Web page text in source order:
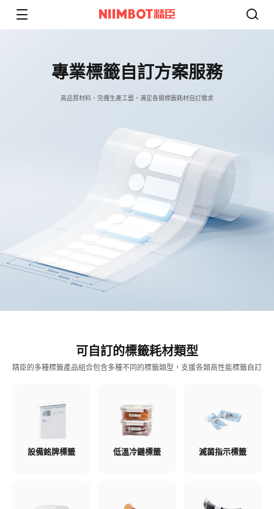
專業標籤自訂方案服務​
高品質材料，完備生產工藝，满足各類標籤耗材自訂需求​
可自訂的標籤耗材類型​
精臣的多種標籤產品組合包含多種不同的標籤類型，支援各類高性能標籤自訂​
設備銘牌標籤​ 低溫冷鏈標籤​ 滅菌指示標籤​